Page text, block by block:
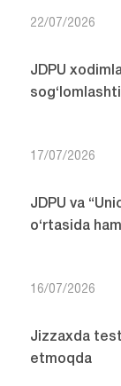
22/07/2026
JDPU
17/07/2026
JDPU va
o‘rtasida
16/07/2026
Jizzaxda
etmoqda